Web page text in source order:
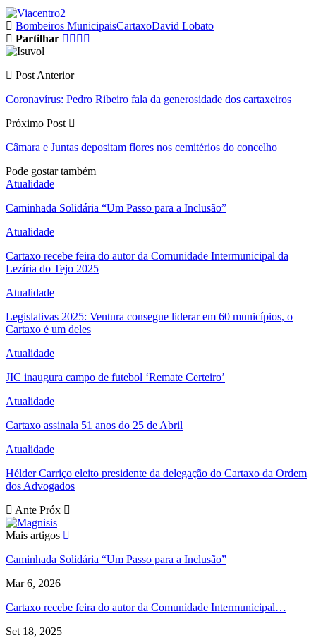
Bombeiros MunicipaisCartaxoDavid Lobato
Partilhar
Post Anterior
Coronavírus: Pedro Ribeiro fala da generosidade dos cartaxeiros
Próximo Post
Câmara e Juntas depositam flores nos cemitérios do concelho
Pode gostar também
Atualidade
Caminhada Solidária “Um Passo para a Inclusão”
Atualidade
Cartaxo recebe feira do autor da Comunidade Intermunicipal da
Lezíria do Tejo 2025
Atualidade
Legislativas 2025: Ventura consegue liderar em 60 municípios, o
Cartaxo é um deles
Atualidade
JIC inaugura campo de futebol ‘Remate Certeiro’
Atualidade
Cartaxo assinala 51 anos do 25 de Abril
Atualidade
Hélder Carriço eleito presidente da delegação do Cartaxo da Ordem
dos Advogados
Ante Próx
Mais artigos
Caminhada Solidária “Um Passo para a Inclusão”
Mar 6, 2026
Cartaxo recebe feira do autor da Comunidade Intermunicipal…
Set 18, 2025